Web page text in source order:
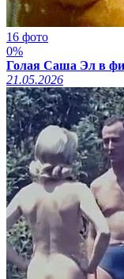
16 фото
0%
Голая Саша Эл в
21.05.2026